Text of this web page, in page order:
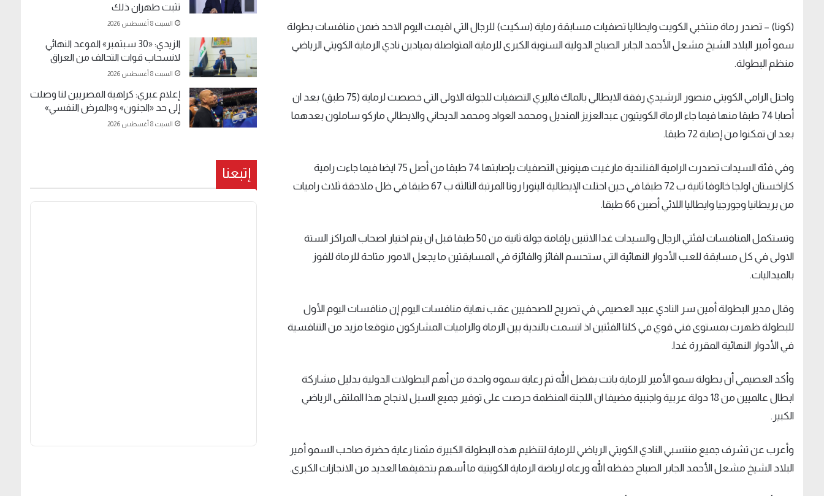
(كونا) – تصدر رماة منتخبي الكويت وايطاليا تصفيات مسابقة رماية(سكيت) للرجال التي اقيمت اليوم الاحد ضمن منافسات بطولة
سمو أمير البلاد الشيخ مشعل الأحمد الجابر الصباح الدولية السنوية الكبرى للرماية المتواصلة بميادين نادي الرماية الكويتي الرياضي
منظم البطولة.
واحتل الرامي الكويتي منصور الرشيدي رفقة الايطالي بالماك فاليري التصفيات للجولة الاولى التي خصصت لرماية(75 طبق ) بعد ان
أصابا 74 طبقا منها فيما جاء الرماة الكويتيون عبدالعزيز المنديل ومحمد العواد ومحمد الديحاني والايطالي ماركو ساملون بعدهما
بعد ان تمكنوا من إصابة 72 طبقا
.
وفي فئة السيدات تصدرت الرامية الفنلندية مارغيت هينونين التصفيات بإصابتها 74 طبقا من أصل 75 ايضا فيما جاءت رامية
كازاخستان اولجا خالوفا ثانية ب 72 طبقا في حين احتلت الإيطالية الينورا روتا المرتبة الثالثة ب 67 طبقا في ظل ملاحقة ثلاث راميات
من بريطانيا وجورجيا وايطاليا اللائي أصبن 66 طبقا
.
وتستكمل المنافسات لفئتي الرجال والسيدات غدا الاثنين بإقامة جولة ثانية من 50 طبقا قبل ان يتم اختيار اصحاب المراكز الستة
الاولى في كل مسابقة للعب الأدوار النهائية التي ستحسم الفائز والفائزة في المسابقتين ما يجعل الامور متاحة للرماة للفوز
بالميداليات.
وقال مدير البطولة أمين سر النادي عبيد العصيمي في تصريح للصحفيين عقب نهاية منافسات اليوم إن منافسات اليوم الأول
للبطولة ظهرت بمستوى فني قوي في كلتا الفئتين اذ اتسمت بالندية بين الرماة والراميات المشاركون متوقعا مزيد من التنافسية
في الأدوار النهائية المقررة غدا.
وأكد العصيمي أن بطولة سمو الأمير للرماية باتت بفضل الله ثم رعاية سموه واحدة من أهم البطولات الدولية بدليل مشاركة
ابطال عالميين من 18 دولة عربية واجنبية مضيفا ان اللجنة المنظمة حرصت على توفير جميع السبل لانجاح هذا الملتقى الرياضي
الكبير .
وأعرب عن تشرف جميع منتسبي النادي الكويتي الرياضي للرماية لتنظيم هذه البطولة الكبيرة مثمنا رعاية حضرة صاحب السمو أمير
البلاد الشيخ مشعل الأحمد الجابر الصباح حفظه الله ورعاه لرياضة الرماية الكويتية ما أسهم بتحقيقها العديد من الانجازات الكبرى.
تثبت طهران ذلك
السبت 8 أغسطس 2026
الزيدي: «30 سبتمبر» الموعد النهائي
لانسحاب قوات التحالف من العراق
السبت 8 أغسطس 2026
إعلام عبري: كراهية المصريين لنا وصلت
إلى حد «الجنون» و«المرض النفسي»
السبت 8 أغسطس 2026
إتبعنا